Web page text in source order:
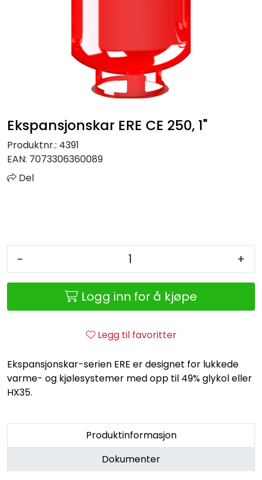
Ekspansjonskar ERE CE 250, 1"
Produktnr.: 4391
EAN: 7073306360089
Del
- +
Logg inn for å kjøpe
Legg til favoritter
Ekspansjonskar-serien ERE er designet for lukkede
varme- og kjølesystemer med opp til 49% glykol eller
HX35.
Produktinformasjon
Dokumenter
Varmeanlegg
Outlet
Retur/reklamasjon